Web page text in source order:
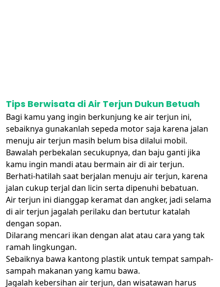
Tips Berwisata di Air Terjun Dukun Betuah
Bagi kamu yang ingin berkunjung ke air terjun ini,
sebaiknya gunakanlah sepeda motor saja karena jalan
menuju air terjun masih belum bisa dilalui mobil.
Bawalah perbekalan secukupnya, dan baju ganti jika
kamu ingin mandi atau bermain air di air terjun.
Berhati-hatilah saat berjalan menuju air terjun, karena
jalan cukup terjal dan licin serta dipenuhi bebatuan.
Air terjun ini dianggap keramat dan angker, jadi selama
di air terjun jagalah perilaku dan bertutur katalah
dengan sopan.
Dilarang mencari ikan dengan alat atau cara yang tak
ramah lingkungan.
Sebaiknya bawa kantong plastik untuk tempat sampah-
sampah makanan yang kamu bawa.
Jagalah kebersihan air terjun, dan wisatawan harus